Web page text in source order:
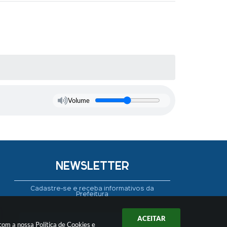
a nossa Política de Cookies e
ACEITAR
Volume
NEWSLETTER
Cadastre-se e receba informativos da
Prefeitura